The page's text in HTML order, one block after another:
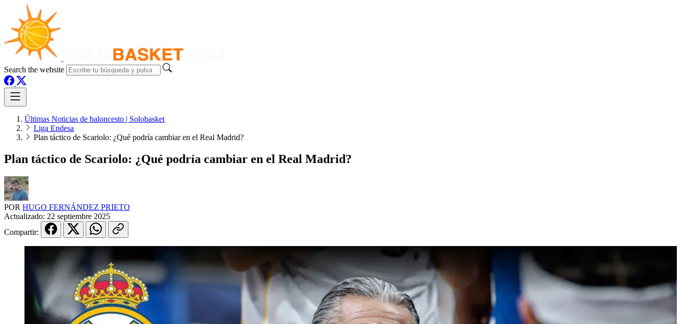
Search the website
Últimas Noticias de baloncesto | Solobasket
Liga Endesa
Plan táctico de Scariolo: ¿Qué podría cambiar en el Real Madrid?
Plan táctico de Scariolo: ¿Qué podría cambiar en el Real Madrid?
POR HUGO FERNÁNDEZ PRIETO
Actualizado: 22 septiembre 2025
Compartir: